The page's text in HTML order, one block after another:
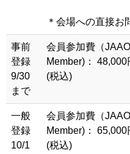
＊会場への直接お
事前
登録
9/30
まで
会員参加費（JAAO
Member)： 48,000
(税込)
一般
登録
10/1
会員参加費（JAAO
Member)： 65,000
(税込)